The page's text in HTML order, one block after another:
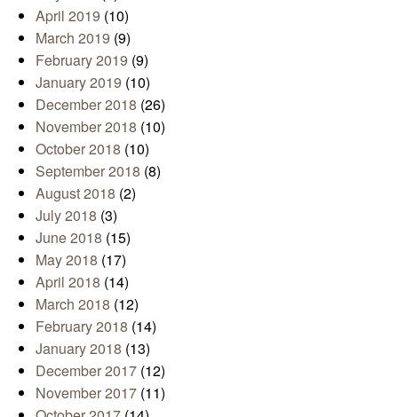
April 2019 (10)
March 2019 (9)
February 2019 (9)
January 2019 (10)
December 2018 (26)
November 2018 (10)
October 2018 (10)
September 2018 (8)
August 2018 (2)
July 2018 (3)
June 2018 (15)
May 2018 (17)
April 2018 (14)
March 2018 (12)
February 2018 (14)
January 2018 (13)
December 2017 (12)
November 2017 (11)